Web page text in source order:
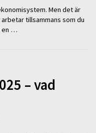
Men det är
tillsammans som du
en …
– vad